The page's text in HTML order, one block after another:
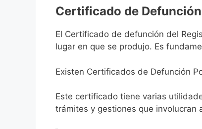
Certificado de Defunción
El Certificado de defunción del
lugar en que se produjo. Es
Existen Certificados de Defunción
Este certificado tiene varias
trámites y gestiones que involucran